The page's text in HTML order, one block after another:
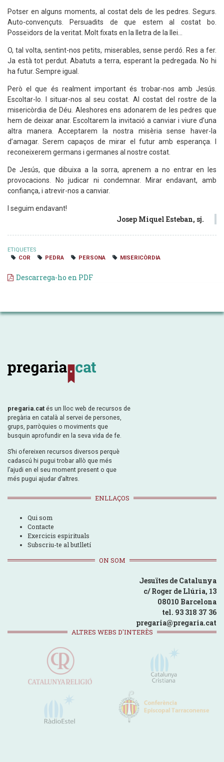
Potser en alguns moments, al costat dels de les pedres. Segurs.
Auto-convençuts. Persuadits de que estem al costat bo.
Posseïdors de la veritat. Molt fixats en la lletra de la llei...
O, tal volta, sentint-nos petits, miserables, sense perdó. Res a fer.
Ja està tot perdut. Abatuts a terra, esperant la pedregada. No hi
ha futur. Sempre igual.
Però el que és realment important és trobar-nos amb Jesús.
Escoltar-lo. I situar-nos al seu costat. Al costat del rostre de la
misericòrdia de Déu. Aleshores ens adonarem de les pedres que
hem de deixar anar. Escoltarem la invitació a canviar i viure d’una
altra manera. Acceptarem la nostra misèria sense haver-la
d’amagar. Serem capaços de mirar el futur amb esperança. I
reconeixerem germans i germanes al nostre costat.
De Jesús, que dibuixa a la sorra, aprenem a no entrar en les
provocacions. No judicar ni condemnar. Mirar endavant, amb
confiança, i atrevir-nos a canviar.
I seguim endavant!
Josep Miquel Esteban, sj.
ETIQUETES
COR
PEDRA PERSONA MISERICÒRDIA
Descarrega-ho en PDF
pregaria.cat és un lloc web de recursos de
pregària en català al servei de persones,
grups, parròquies o moviments que
busquin aprofundir en la seva vida de fe.
S’hi ofereixen recursos diversos perquè
cadascú hi pugui trobar allò que més
l’ajudi en el seu moment present o que
més pugui ajudar d’altres.
ENLLAÇOS
Qui som
Contacte
Exercicis espirituals
Subscriu-te al butlletí
ON SOM
Jesuïtes de Catalunya
c/ Roger de Llúria, 13
08010 Barcelona
tel. 93 318 37 36
pregaria@pregaria.cat
ALTRES WEBS D'INTERÈS